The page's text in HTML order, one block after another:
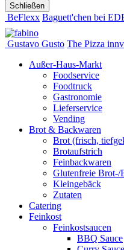
Schließen
BeFlexx Baguett'chen bei
Gustavo Gusto The Pizza
Außer-Haus-Markt
Foodservice
Foodtruck
Gastronomie
Lieferservice
Vending
Brot & Backwaren
Brot (frisch,
Brotaufstrich
Feinbackwaren
Glutenfreie Brot-/
Kleingebäck
Zutaten
Catering
Feinkost
Feinkostsaucen
BBQ Sauce